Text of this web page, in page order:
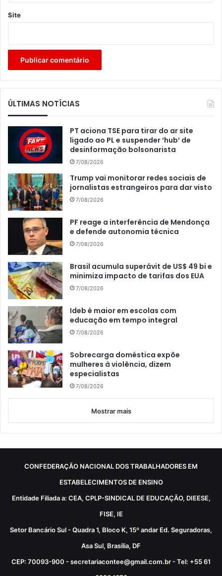
Site
ÚLTIMAS NOTÍCIAS
PT aciona TSE para tirar do ar site
ligado ao PL e suspender ‘hub’ de
desinformação bolsonarista
7/08/2026
Trump vai monitorar redes sociais de
jornalistas estrangeiros para dar visto
7/08/2026
PF reage a interferência de Mendonça
e defende autonomia técnica
7/08/2026
Brasil acumula superávit de US$ 49 bi e
minimiza impacto de tarifas dos EUA
7/08/2026
Ideb é maior em escolas com
educação em tempo integral
7/08/2026
Sobrecarga doméstica expõe
mulheres à violência, dizem
especialistas
7/08/2026
Mostrar mais
CONFEDERAÇÃO NACIONAL DOS TRABALHADORES EM
ESTABELECIMENTOS DE ENSINO
Entidade Filiada a: CEA, CPLP-SINDICAL DE EDUCAÇÃO, DIEESE,
FISE, IE
Setor Bancário Sul - Quadra 1, Bloco K, 15º andar Ed. Seguradoras,
Asa Sul, Brasília, DF
CEP: 70093-900 - secretariacontee@gmail.com.br - Tel: +55 61